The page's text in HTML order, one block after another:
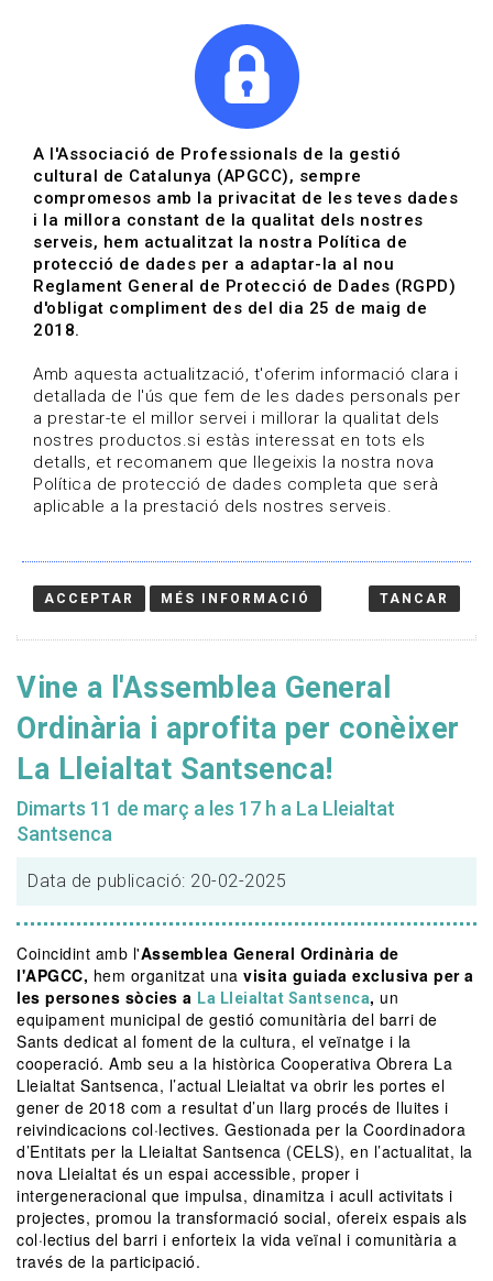
Agenda | APGCC
Data de publicació: 20-02-2025
HOME
Vine a l'Assemblea General
Ordinària i aprofita per conèixer
La Lleialtat Santsenca!
Dimarts 11 de març a les 17 h a La Lleialtat
Santsenca
Data de publicació: 20-02-2025
Coincidint amb l'Assemblea General Ordinària de
l'APGCC, hem organitzat una visita guiada exclusiva per a
les persones sòcies a La Lleialtat Santsenca, un
equipament municipal de gestió comunitària del barri de
Sants dedicat al foment de la cultura, el veïnatge i la
cooperació. Amb seu a la històrica Cooperativa Obrera La
Lleialtat Santsenca, l’actual Lleialtat va obrir les portes el
gener de 2018 com a resultat d’un llarg procés de lluites i
reivindicacions col·lectives. Gestionada per la Coordinadora
d’Entitats per la Lleialtat Santsenca (CELS), en l’actualitat, la
nova Lleialtat és un espai accessible, proper i
intergeneracional que impulsa, dinamitza i acull activitats i
projectes, promou la transformació social, ofereix espais als
col·lectius del barri i enforteix la vida veïnal i comunitària a
través de la participació.
A l'Associació de Professionals de la gestió
cultural de Catalunya (APGCC), sempre
compromesos amb la privacitat de les teves dades
i la millora constant de la qualitat dels nostres
serveis, hem actualitzat la nostra Política de
protecció de dades per a adaptar-la al nou
Reglament General de Protecció de Dades (RGPD)
d'obligat compliment des del dia 25 de maig de
2018.
Amb aquesta actualització, t'oferim informació clara i
detallada de l'ús que fem de les dades personals per
a prestar-te el millor servei i millorar la qualitat dels
nostres productos.si estàs interessat en tots els
detalls, et recomanem que llegeixis la nostra nova
Política de protecció de dades completa que serà
aplicable a la prestació dels nostres serveis.
ACCEPTAR MÉS INFORMACIÓ TANCAR